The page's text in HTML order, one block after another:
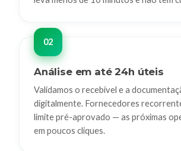
Análise em até 24h úteis
Validamos o recebível e a
digitalmente. Fornecedores
limite pré-aprovado — as próximas
em poucos cliques.